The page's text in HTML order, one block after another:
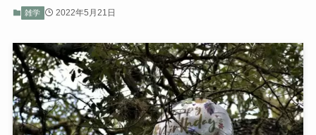
雑学 2022年5月21日